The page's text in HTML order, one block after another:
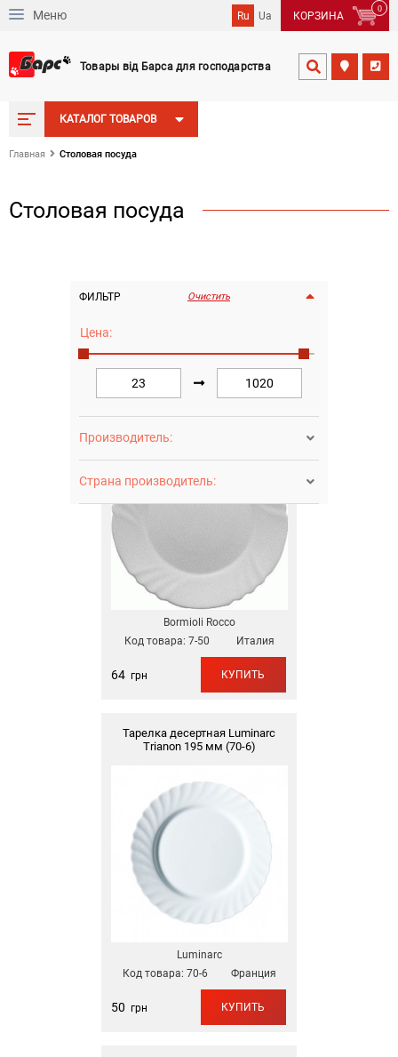
Меню Ru Ua
0
КОРЗИНА
Товары від Барса для господарства  
КАТАЛОГ ТОВАРОВ
Главная Столовая посуда
Столовая посуда
ФИЛЬТР Очистить
Цена:
Производитель: 
Страна производитель: 
Сортировка
Тарелка обеденная Bormioli Rocco
Ebro 255 мм 8109 (7-50)
Bormioli Rocco
Код товара: 7-50 Италия
64грн КУПИТЬ
Тарелка десертная Luminarc
Тrianon 195 мм (70-6)
Luminarc
Код товара: 70-6 Франция
50 грн КУПИТЬ